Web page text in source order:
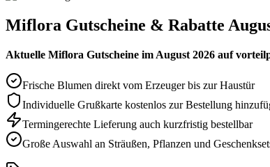
Miflora Gutscheine & Rabatte
Aktuelle Miflora Gutscheine im August 2026 auf
Frische Blumen direkt vom Erzeuger bis zur Haustür
Individuelle Grußkarte kostenlos zur Bestellung
Termingerechte Lieferung auch kurzfristig bestellbar
Große Auswahl an Sträußen, Pflanzen und